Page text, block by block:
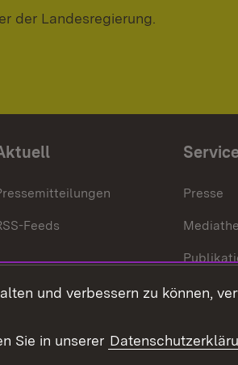
der Landesregierung.
Feeds
Presse
Stellen
und verbessern zu können,
Sie in unserer